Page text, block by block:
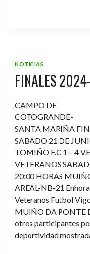
NOTICIAS
FINALES
CAMPO DE
COTOGRANDE-
SANTA MARIÑA
SABADO 21 DE
TOMIÑO F.C 1 – 4
VETERANOS
20:00 HORAS
AREAL-NB-21
Veteranos Futbol
MUIÑO DA PONTE
otros participantes
deportividad